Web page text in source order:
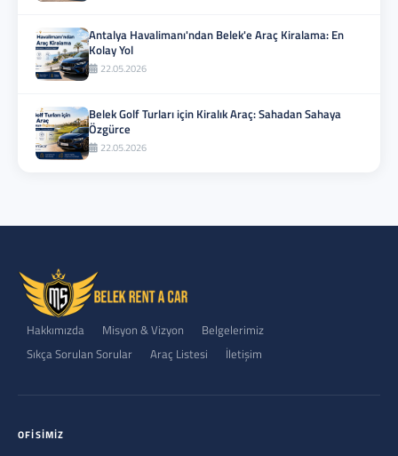
Antalya Havalimanı'ndan Belek'e Araç Kiralama: En
Kolay Yol
22.05.2026
Belek Golf Turları için Kiralık Araç: Sahadan Sahaya
Özgürce
22.05.2026
Hakkımızda Misyon & Vizyon
Belgelerimiz
Sıkça Sorulan Sorular
Araç Listesi İletişim
OFISIMIZ